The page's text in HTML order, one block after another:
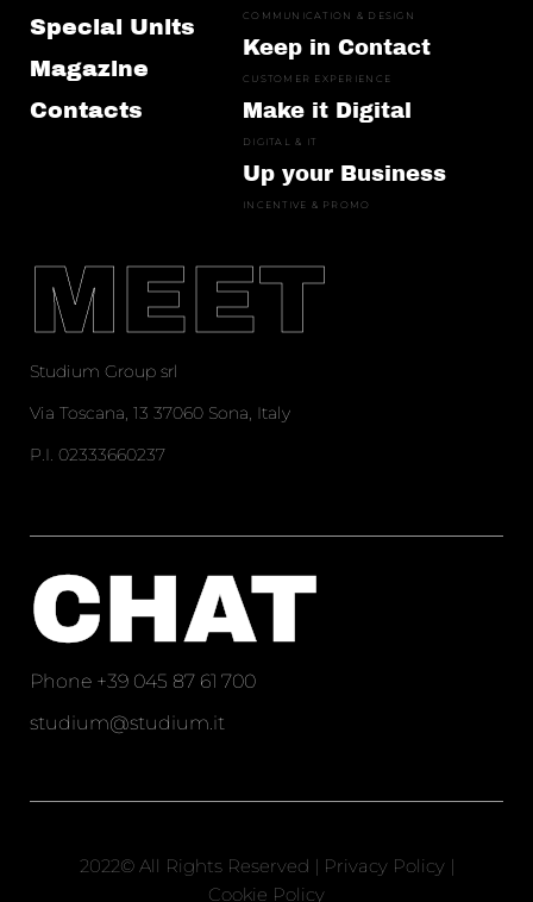
Special Units
Magazine
Contacts
COMMUNICATION & DESIGN
Keep in Contact
CUSTOMER EXPERIENCE
Make it Digital
DIGITAL & IT
Up your Business
INCENTIVE & PROMO
MEET
Studium Group srl
Via Toscana, 13 37060 Sona, Italy
P.I. 02333660237
CHAT
Phone +39 045 87 61 700
studium@studium.it
2022© All Rights Reserved | Privacy Policy|
Cookie Policy